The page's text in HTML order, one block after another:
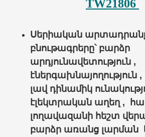
TW21806
Սերիական
բնութագրերը՝ բարձր
արդյունավետություն ,
էներգախնայողություն
լավ դինամիկ
էլեկտրական աղեղ ,
լողավազանի հեշտ
բարձր առանց լարման